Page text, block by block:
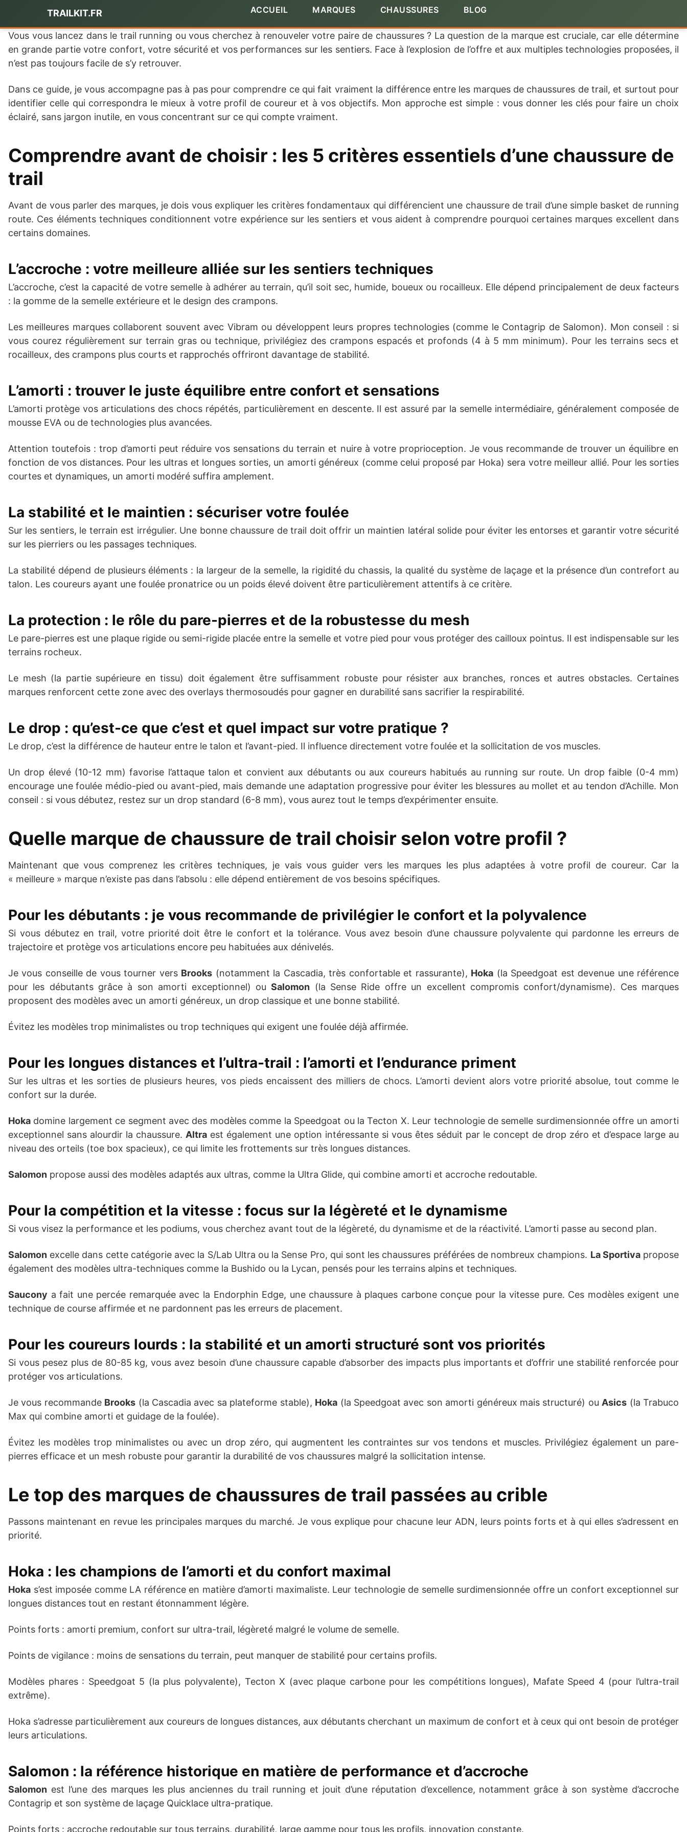
contenu
TRAILKIT.FR ACCUEIL MARQUES CHAUSSURES BLOG
Vous vous lancez dans le trail running ou vous cherchez à renouveler votre paire de chaussures ? La question de la marque est cruciale, car elle détermine
en grande partie votre confort, votre sécurité et vos performances sur les sentiers. Face à l’explosion de l’offre et aux multiples technologies proposées, il
n’est pas toujours facile de s’y retrouver.
Dans ce guide, je vous accompagne pas à pas pour comprendre ce qui fait vraiment la différence entre les marques de chaussures de trail, et surtout pour
identifier celle qui correspondra le mieux à votre profil de coureur et à vos objectifs. Mon approche est simple : vous donner les clés pour faire un choix
éclairé, sans jargon inutile, en vous concentrant sur ce qui compte vraiment.
Comprendre avant de choisir : les 5 critères essentiels d’une chaussure de
trail
Avant de vous parler des marques, je dois vous expliquer les critères fondamentaux qui différencient une chaussure de trail d’une simple basket de running
route. Ces éléments techniques conditionnent votre expérience sur les sentiers et vous aident à comprendre pourquoi certaines marques excellent dans
certains domaines.
L’accroche : votre meilleure alliée sur les sentiers techniques
L’accroche, c’est la capacité de votre semelle à adhérer au terrain, qu’il soit sec, humide, boueux ou rocailleux. Elle dépend principalement de deux facteurs
: la gomme de la semelle extérieure et le design des crampons.
Les meilleures marques collaborent souvent avec Vibram ou développent leurs propres technologies (comme le Contagrip de Salomon). Mon conseil : si
vous courez régulièrement sur terrain gras ou technique, privilégiez des crampons espacés et profonds (4 à 5 mm minimum). Pour les terrains secs et
rocailleux, des crampons plus courts et rapprochés offriront davantage de stabilité.
L’amorti : trouver le juste équilibre entre confort et sensations
L’amorti protège vos articulations des chocs répétés, particulièrement en descente. Il est assuré par la semelle intermédiaire, généralement composée de
mousse EVA ou de technologies plus avancées.
Attention toutefois : trop d’amorti peut réduire vos sensations du terrain et nuire à votre proprioception. Je vous recommande de trouver un équilibre en
fonction de vos distances. Pour les ultras et longues sorties, un amorti généreux (comme celui proposé par Hoka) sera votre meilleur allié. Pour les sorties
courtes et dynamiques, un amorti modéré suffira amplement.
La stabilité et le maintien : sécuriser votre foulée
Sur les sentiers, le terrain est irrégulier. Une bonne chaussure de trail doit offrir un maintien latéral solide pour éviter les entorses et garantir votre sécurité
sur les pierriers ou les passages techniques.
La stabilité dépend de plusieurs éléments : la largeur de la semelle, la rigidité du chassis, la qualité du système de laçage et la présence d’un contrefort au
talon. Les coureurs ayant une foulée pronatrice ou un poids élevé doivent être particulièrement attentifs à ce critère.
La protection : le rôle du pare-pierres et de la robustesse du mesh
Le pare-pierres est une plaque rigide ou semi-rigide placée entre la semelle et votre pied pour vous protéger des cailloux pointus. Il est indispensable sur les
terrains rocheux.
Le mesh (la partie supérieure en tissu) doit également être suffisamment robuste pour résister aux branches, ronces et autres obstacles. Certaines
marques renforcent cette zone avec des overlays thermosoudés pour gagner en durabilité sans sacrifier la respirabilité.
Le drop : qu’est-ce que c’est et quel impact sur votre pratique ?
Le drop, c’est la différence de hauteur entre le talon et l’avant-pied. Il influence directement votre foulée et la sollicitation de vos muscles.
Un drop élevé (10-12 mm) favorise l’attaque talon et convient aux débutants ou aux coureurs habitués au running sur route. Un drop faible (0-4 mm)
encourage une foulée médio-pied ou avant-pied, mais demande une adaptation progressive pour éviter les blessures au mollet et au tendon d’Achille. Mon
conseil : si vous débutez, restez sur un drop standard (6-8 mm), vous aurez tout le temps d’expérimenter ensuite.
Quelle marque de chaussure de trail choisir selon votre profil ?
Maintenant que vous comprenez les critères techniques, je vais vous guider vers les marques les plus adaptées à votre profil de coureur. Car la
« meilleure » marque n’existe pas dans l’absolu : elle dépend entièrement de vos besoins spécifiques.
Pour les débutants : je vous recommande de privilégier le confort et la polyvalence
Si vous débutez en trail, votre priorité doit être le confort et la tolérance. Vous avez besoin d’une chaussure polyvalente qui pardonne les erreurs de
trajectoire et protège vos articulations encore peu habituées aux dénivelés.
Je vous conseille de vous tourner vers Brooks (notamment la Cascadia, très confortable et rassurante), Hoka (la Speedgoat est devenue une référence
pour les débutants grâce à son amorti exceptionnel) ouSalomon (la Sense Ride offre un excellent compromis confort/dynamisme). Ces marques
proposent des modèles avec un amorti généreux, un drop classique et une bonne stabilité.
Évitez les modèles trop minimalistes ou trop techniques qui exigent une foulée déjà affirmée.
Pour les longues distances et l’ultra-trail : l’amorti et l’endurance priment
Sur les ultras et les sorties de plusieurs heures, vos pieds encaissent des milliers de chocs. L’amorti devient alors votre priorité absolue, tout comme le
confort sur la durée.
Hoka domine largement ce segment avec des modèles comme la Speedgoat ou la Tecton X. Leur technologie de semelle surdimensionnée offre un amorti
exceptionnel sans alourdir la chaussure. Altra est également une option intéressante si vous êtes séduit par le concept de drop zéro et d’espace large au
niveau des orteils (toe box spacieux), ce qui limite les frottements sur très longues distances.
Salomon propose aussi des modèles adaptés aux ultras, comme la Ultra Glide, qui combine amorti et accroche redoutable.
Pour la compétition et la vitesse : focus sur la légèreté et le dynamisme
Si vous visez la performance et les podiums, vous cherchez avant tout de la légèreté, du dynamisme et de la réactivité. L’amorti passe au second plan.
Salomon excelle dans cette catégorie avec la S/Lab Ultra ou la Sense Pro, qui sont les chaussures préférées de nombreux champions. La Sportivapropose
également des modèles ultra-techniques comme la Bushido ou la Lycan, pensés pour les terrains alpins et techniques.
Saucony a fait une percée remarquée avec la Endorphin Edge, une chaussure à plaques carbone conçue pour la vitesse pure. Ces modèles exigent une
technique de course affirmée et ne pardonnent pas les erreurs de placement.
Pour les coureurs lourds : la stabilité et un amorti structuré sont vos priorités
Si vous pesez plus de 80-85 kg, vous avez besoin d’une chaussure capable d’absorber des impacts plus importants et d’offrir une stabilité renforcée pour
protéger vos articulations.
Je vous recommande Brooks (la Cascadia avec sa plateforme stable), Hoka (la Speedgoat avec son amorti généreux mais structuré) ou Asics (la Trabuco
Max qui combine amorti et guidage de la foulée).
Évitez les modèles trop minimalistes ou avec un drop zéro, qui augmentent les contraintes sur vos tendons et muscles. Privilégiez également un pare-
pierres efficace et un mesh robuste pour garantir la durabilité de vos chaussures malgré la sollicitation intense.
Le top des marques de chaussures de trail passées au crible
Passons maintenant en revue les principales marques du marché. Je vous explique pour chacune leur ADN, leurs points forts et à qui elles s’adressent en
priorité.
Hoka : les champions de l’amorti et du confort maximal
Hoka s’est imposée comme LA référence en matière d’amorti maximaliste. Leur technologie de semelle surdimensionnée offre un confort exceptionnel sur
longues distances tout en restant étonnamment légère.
Points forts : amorti premium, confort sur ultra-trail, légèreté malgré le volume de semelle.
Points de vigilance : moins de sensations du terrain, peut manquer de stabilité pour certains profils.
Modèles phares : Speedgoat 5 (la plus polyvalente), Tecton X (avec plaque carbone pour les compétitions longues), Mafate Speed 4 (pour l’ultra-trail
extrême).
Hoka s’adresse particulièrement aux coureurs de longues distances, aux débutants cherchant un maximum de confort et à ceux qui ont besoin de protéger
leurs articulations.
Salomon : la référence historique en matière de performance et d’accroche
Salomon est l’une des marques les plus anciennes du trail running et jouit d’une réputation d’excellence, notamment grâce à son système d’accroche
Contagrip et son système de laçage Quicklace ultra-pratique.
Points forts : accroche redoutable sur tous terrains, durabilité, large gamme pour tous les profils, innovation constante.